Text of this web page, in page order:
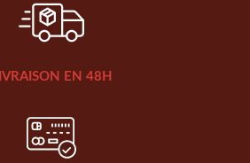
EN 48H